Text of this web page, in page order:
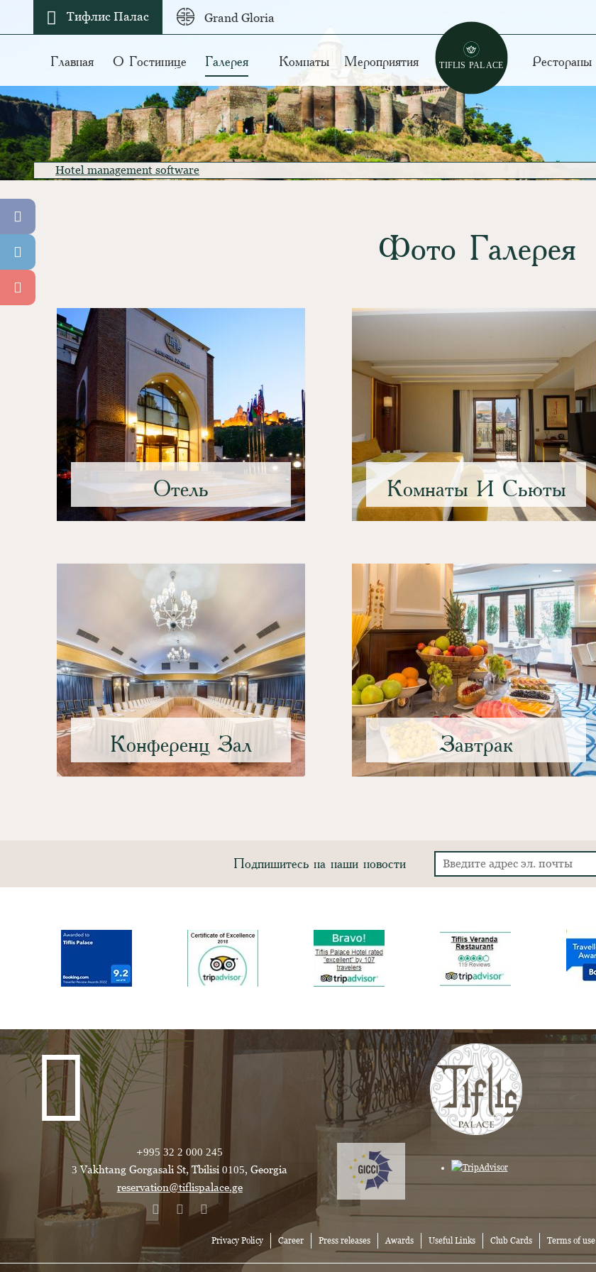
Тифлис Палас Grand Gloria
Главная О Гостинице Галерея Комнаты Мероприятия Рестораны
Hotel management software
Фото Галерея
Отель Комнаты И Сьюты
Конференц Зал Завтрак
Подпишитесь на наши новости
+995 32 2 000 245
3 Vakhtang Gorgasali St, Tbilisi 0105, Georgia
reservation@tiflispalace.ge
Privacy Policy Career Press releases Awards Useful Links Club Cards Terms of use